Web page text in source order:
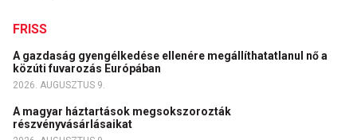
FRISS
A gazdaság gyengélkedése ellenére megállíthatatlanul nő a
közúti fuvarozás Európában
2026. AUGUSZTUS 9.
A magyar háztartások megsokszorozták
részvényvásárlásaikat